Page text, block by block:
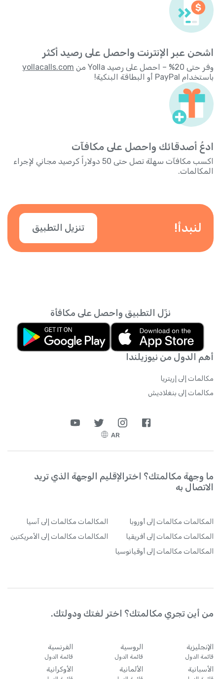
اشحن عبر الإنترنت واحصل على رصيد أكثر
وفر حتى 20% – احصل على رصيد Yolla من
yollacalls.com
باستخدام PayPal أو البطاقة البنكية!
ادعُ أصدقائك واحصل على مكافآت
اكسب مكافآت سهلة تصل حتى 50 دولاراً كرصيد مجاني لإجراء
المكالمات.
لنبدأ! تنزيل التطبيق
أهم الدول من نيوزيلندا
مكالمات إلى إريتريا
مكالمات إلى بنغلاديش
نزّل التطبيق واحصل على مكافأة
AR
ما وجهة مكالمتك؟ اخترالإقليم الوجهة الذي تريد
الاتصال به
المكالمات مكالمات إلى أوروبا المكالمات مكالمات إلى آسيا
المكالمات مكالمات إلى أفريقيا المكالمات مكالمات إلى الأمريكتين
المكالمات مكالمات إلى أوقيانوسيا
من أين تجري مكالمتك؟ اختر لغتك ودولتك.
الإنجليزية
قائمة الدول
الروسية
قائمة الدول
الفرنسية
قائمة الدول
الأسبانية الألمانية الأوكرانية